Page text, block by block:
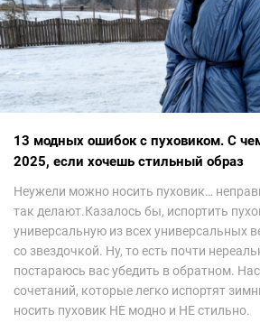
13 модных ошибок с пуховиком. С
2025, если хочешь стильный образ
Неужели можно носить пуховик…
так делают.Казалось бы, испортить
универсальную из всех универсальных
со звездочкой. Ну, то есть почти
постараюсь вас убедить в обратном.
сочетаний, которые легко испортят
носить пуховик НЕ модно и НЕ стильно.